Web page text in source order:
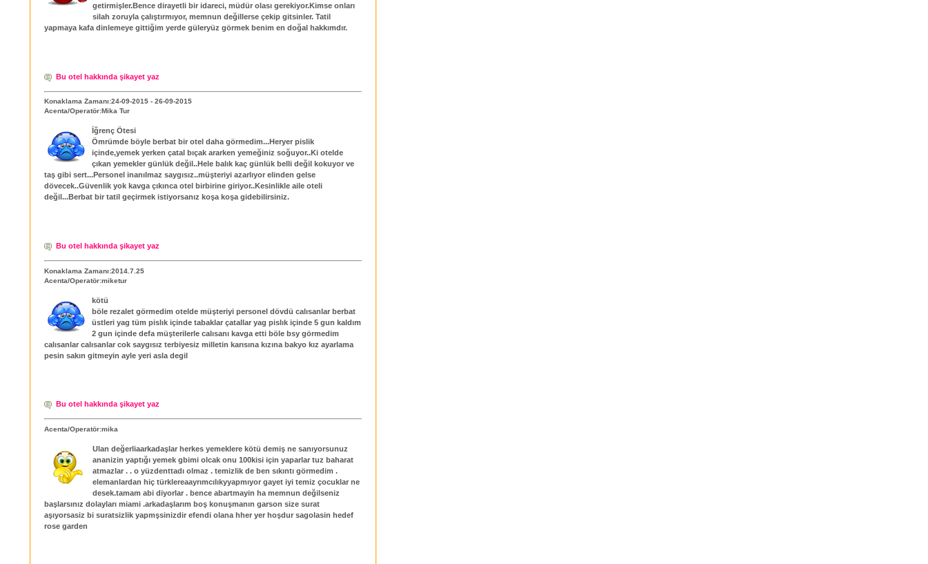
getirmişler.Bence dirayetli bir idareci, müdür olası gerekiyor.Kimse onları
silah zoruyla çalıştırmıyor, memnun değillerse çekip gitsinler. Tatil
yapmaya kafa dinlemeye gittiğim yerde güleryüz görmek benim en doğal hakkımdır.
Bu otel hakkında şikayet yaz
Konaklama Zamanı:24-09-2015 - 26-09-2015
Acenta/Operatör:Mika Tur
İğrenç Ötesi
Ömrümde böyle berbat bir otel daha görmedim...Heryer pislik
içinde,yemek yerken çatal bıçak ararken yemeğiniz soğuyor..Ki otelde
çıkan yemekler günlük değil..Hele balık kaç günlük belli değil kokuyor ve
taş gibi sert...Personel inanılmaz saygısız..müşteriyi azarlıyor elinden gelse
dövecek..Güvenlik yok kavga çıkınca otel birbirine giriyor..Kesinlikle aile oteli
değil...Berbat bir tatil geçirmek istiyorsanız koşa koşa gidebilirsiniz.
Bu otel hakkında şikayet yaz
Konaklama Zamanı:2014.7.25
Acenta/Operatör:miketur
kötü
böle rezalet görmedim otelde müşteriyi personel dövdü calısanlar berbat
üstleri yag tüm pislık içinde tabaklar çatallar yag pislık içinde 5 gun kaldım
2 gun içinde defa müşterilerle calısanı kavga etti böle bsy görmedim
calısanlar calısanlar cok saygısız terbiyesiz milletin karısına kızına bakyo kız ayarlama
pesin sakın gitmeyin ayle yeri asla degil
Bu otel hakkında şikayet yaz
Acenta/Operatör:mika
Ulan değerliaarkadaşlar herkes yemeklere kötü demiş ne sanıyorsunuz
ananizin yaptığı yemek gbimi olcak onu 100kisi için yaparlar tuz baharat
atmazlar . . o yüzdenttadı olmaz . temizlik de ben sıkıntı görmedim .
elemanlardan hiç türklereaayrımcılıkyyapmıyor gayet iyi temiz çocuklar ne
desek.tamam abi diyorlar . bence abartmayin ha memnun değilseniz
başlarsınız dolayları miami .arkadaşlarım boş konuşmanın garson size surat
aşıyorsasiz bi suratsizlik yapmşsinizdir efendi olana hher yer hoşdur sagolasin hedef
rose garden